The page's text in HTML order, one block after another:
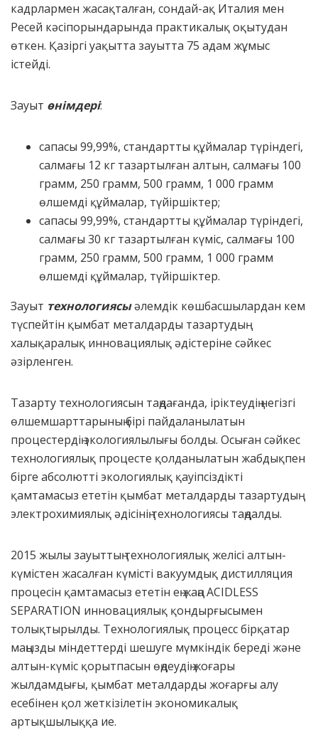
кадрлармен жасақталған, сондай-ақ Италия мен
Ресей кәсіпорындарында практикалық оқытудан
өткен. Қазіргі уақытта зауытта 75 адам жұмыс
істейді.
Зауыт өнімдері:
сапасы 99,99%, стандартты құймалар түріндегі,
салмағы 12 кг тазартылған алтын, салмағы 100
грамм, 250 грамм, 500 грамм, 1 000 грамм
өлшемді құймалар, түйіршіктер;
сапасы 99,99%, стандартты құймалар түріндегі,
салмағы 30 кг тазартылған күміс, салмағы 100
грамм, 250 грамм, 500 грамм, 1 000 грамм
өлшемді құймалар, түйіршіктер.
Зауыт технологиясыәлемдік көшбасшылардан кем
түспейтін қымбат металдарды тазартудың
халықаралық инновациялық әдістеріне сәйкес
әзірленген.
Тазарту технологиясын таңдағанда, іріктеудің негізгі
өлшемшарттарының бірі пайдаланылатын
процестердің экологиялылығы болды. Осыған сәйкес
технологиялық процесте қолданылатын жабдықпен
бірге абсолютті экологиялық қауіпсіздікті
қамтамасыз ететін қымбат металдарды тазартудың
электрохимиялық әдісінің технологиясы таңдалды.
2015 жылы зауыттың технологиялық желісі алтын-
күмістен жасалған күмісті вакуумдық дистилляция
процесін қамтамасыз ететін ең жаңа ACIDLESS
SEPARATION инновациялық қондырғысымен
толықтырылды. Технологиялық процесс бірқатар
маңызды міндеттерді шешуге мүмкіндік береді және
алтын-күміс қорытпасын өңдеудің жоғары
жылдамдығы, қымбат металдарды жоғарғы алу
есебінен қол жеткізілетін экономикалық
артықшылыққа ие.